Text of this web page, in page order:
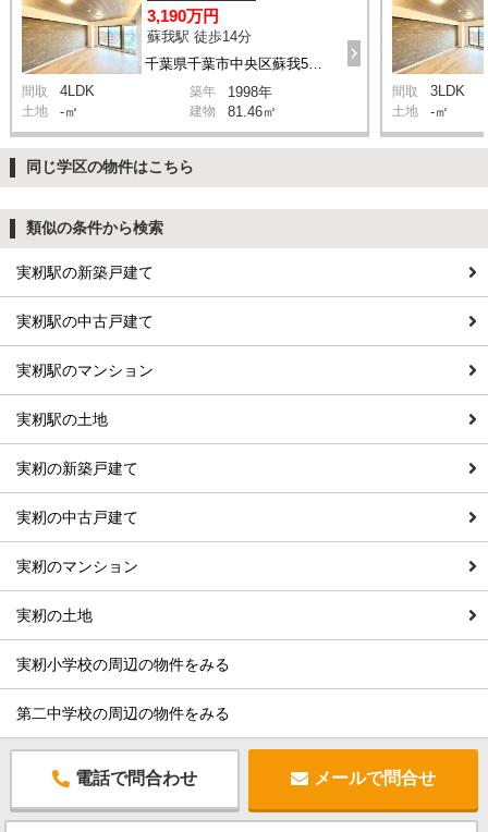
千葉県千葉市中央区蘇我5丁目
3,190万円
蘇我駅 徒歩14分
間取 4LDK 築年 1998年
土地 -㎡ 建物 81.46㎡
間取 3LDK
土地 -㎡
同じ学区の物件はこちら
類似の条件から検索
実籾駅の新築戸建て
実籾駅の中古戸建て
実籾駅のマンション
実籾駅の土地
実籾の新築戸建て
実籾の中古戸建て
実籾のマンション
実籾の土地
実籾小学校の周辺の物件をみる
第二中学校の周辺の物件をみる
電話で問合わせ メールで問合せ